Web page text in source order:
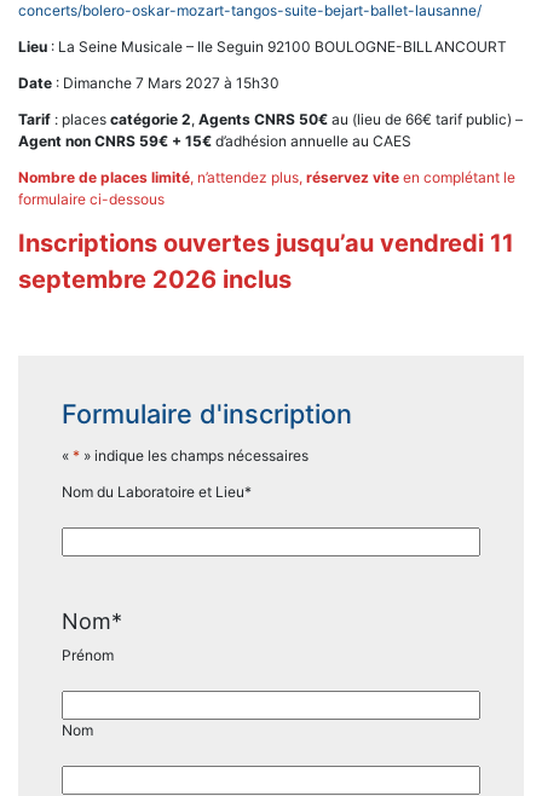
concerts/bolero-oskar-mozart-tangos-suite-bejart-ballet-lausanne/
Lieu : La Seine Musicale – Ile Seguin 92100 BOULOGNE-BILLANCOURT
Date : Dimanche 7 Mars 2027 à 15h30
Tarif : places catégorie 2, Agents CNRS 50€ au (lieu de 66€ tarif public) –
Agent non CNRS 59€ + 15€ d’adhésion annuelle au CAES
Nombre de places limité, n’attendez plus, réservez vite en complétant le
formulaire ci-dessous
Inscriptions ouvertes jusqu’au vendredi 11
septembre 2026 inclus
Formulaire d'inscription
« * » indique les champs nécessaires
Nom du Laboratoire et Lieu*
Nom*
Prénom
Nom